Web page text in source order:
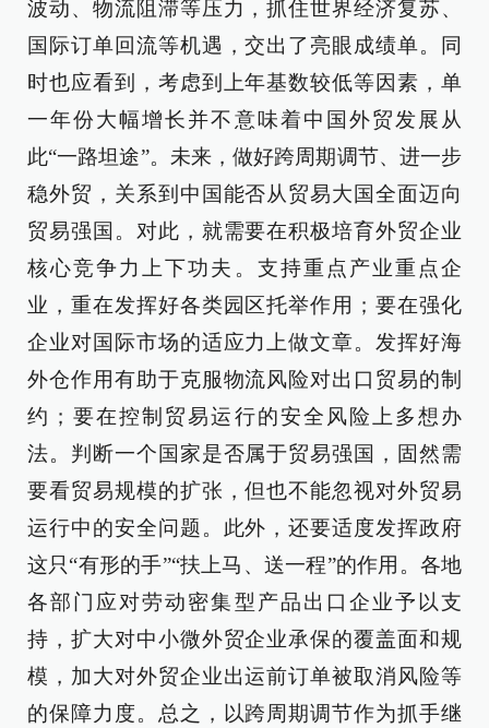
波动、物流阻滞等压力，抓住世界经济复苏、
国际订单回流等机遇，交出了亮眼成绩单。同
时也应看到，考虑到上年基数较低等因素，单
一年份大幅增长并不意味着中国外贸发展从
此“一路坦途”。未来，做好跨周期调节、进一步
稳外贸，关系到中国能否从贸易大国全面迈向
贸易强国。对此，就需要在积极培育外贸企业
核心竞争力上下功夫。支持重点产业重点企
业，重在发挥好各类园区托举作用；要在强化
企业对国际市场的适应力上做文章。发挥好海
外仓作用有助于克服物流风险对出口贸易的制
约；要在控制贸易运行的安全风险上多想办
法。判断一个国家是否属于贸易强国，固然需
要看贸易规模的扩张，但也不能忽视对外贸易
运行中的安全问题。此外，还要适度发挥政府
这只“有形的手”“扶上马、送一程”的作用。各地
各部门应对劳动密集型产品出口企业予以支
持，扩大对中小微外贸企业承保的覆盖面和规
模，加大对外贸企业出运前订单被取消风险等
的保障力度。总之，以跨周期调节作为抓手继